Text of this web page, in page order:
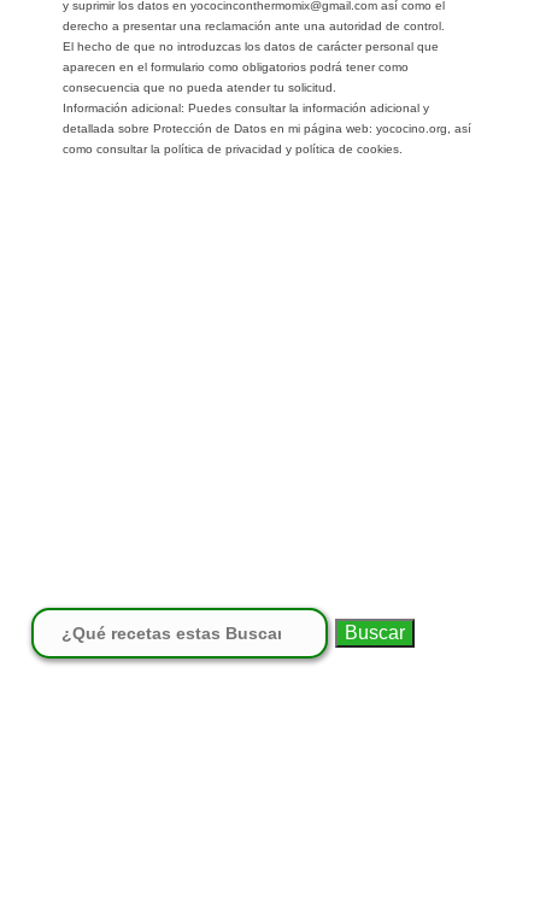
y suprimir los datos en yococinconthermomix@gmail.com así como el
derecho a presentar una reclamación ante una autoridad de control.
El hecho de que no introduzcas los datos de carácter personal que
aparecen en el formulario como obligatorios podrá tener como
consecuencia que no pueda atender tu solicitud.
Información adicional: Puedes consultar la información adicional y
detallada sobre Protección de Datos en mi página web: yococino.org, así
como consultar la política de privacidad y política de cookies.
Buscar: